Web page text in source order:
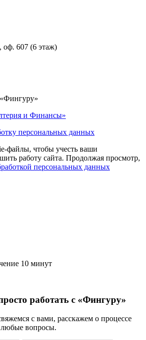
оф. 607 (6 этаж)
и Финансы»
персональных данных
файлы, чтобы учесть ваши
работу сайта. Продолжая просмотр,
персональных данных
10 минут
работать с «Фингуру»
с вами, расскажем о процессе
вопросы.